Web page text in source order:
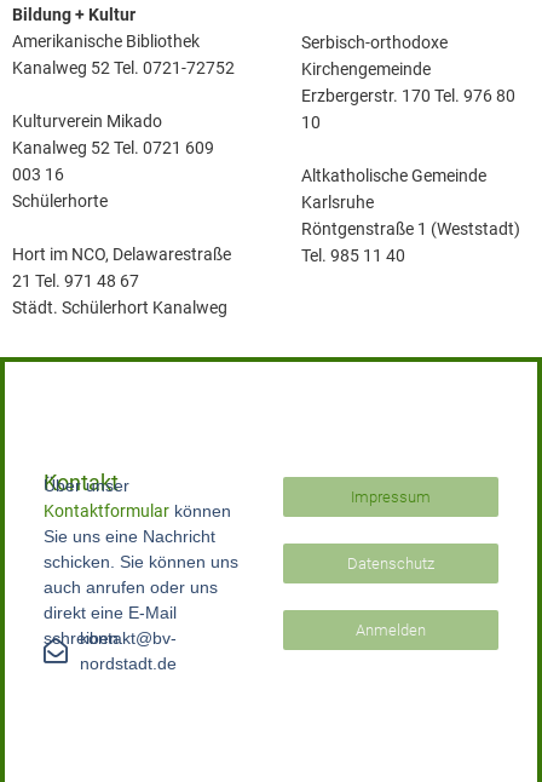
Bildung + Kultur
Amerikanische Bibliothek
Kanalweg 52 Tel. 0721-72752
Kulturverein Mikado
Kanalweg 52 Tel. 0721 609
003 16
Schülerhorte
Hort im NCO, Delawarestraße
21 Tel. 971 48 67
Städt. Schülerhort Kanalweg
Serbisch-orthodoxe
Kirchengemeinde
Erzbergerstr. 170 Tel. 976 80
10
Altkatholische Gemeinde
Karlsruhe
Röntgenstraße 1 (Weststadt)
Tel. 985 11 40
Kontakt
Über unser
Kontaktformular können
Sie uns eine Nachricht
schicken. Sie können uns
auch anrufen oder uns
direkt eine E-Mail
schreiben.
kontakt@bv-
nordstadt.de
Impressum
Datenschutz
Anmelden